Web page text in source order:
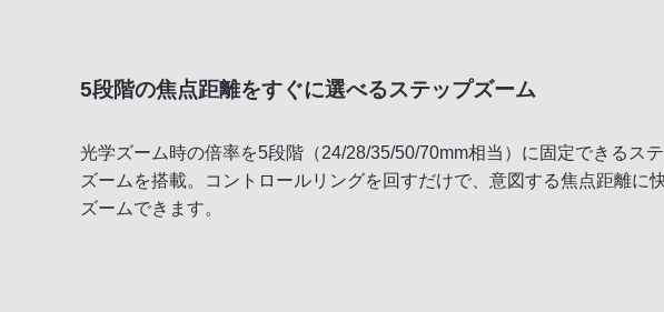
5段階の焦点距離をすぐに選べるステップズーム
光学ズーム時の倍率を5段階（24/28/35/50/70mm相当）に固定できるス
ズームを搭載。コントロールリングを回すだけで、意図する焦点距離に
ズームできます。